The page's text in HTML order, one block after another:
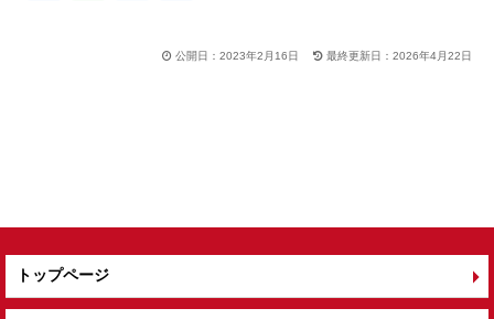
k
tt 公開日：2023年2月16日 最終更新日：2026年4月22日
トップページ